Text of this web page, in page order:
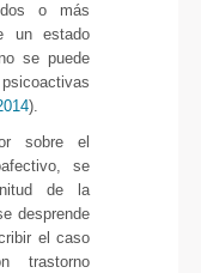
o más
un estado
se puede
).
sobre el
se
de la
desprende
el caso
trastorno